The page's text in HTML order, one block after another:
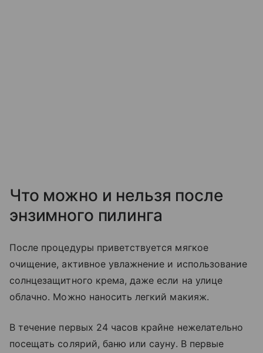
Что можно и нельзя после
энзимного пилинга
После процедуры приветствуется мягкое
очищение, активное увлажнение и использование
солнцезащитного крема, даже если на улице
облачно. Можно наносить легкий макияж.
В течение первых 24 часов крайне нежелательно
посещать солярий, баню или сауну. В первые